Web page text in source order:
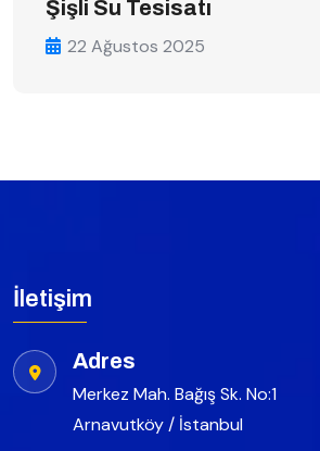
Şişli Su Tesisatı
22 Ağustos 2025
İletişim
Adres
Merkez Mah. Bağış Sk. No:1
Arnavutköy / İstanbul